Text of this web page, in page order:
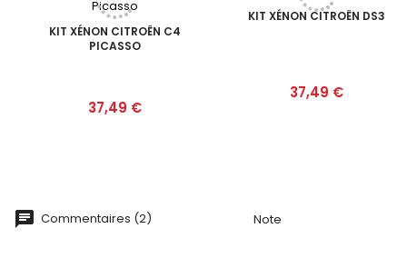
KIT XÉNON CITROËN C4
PICASSO
Prix
37,49 €
KIT XÉNON CITROËN DS3
Prix
37,49 €
Commentaires (2) Note